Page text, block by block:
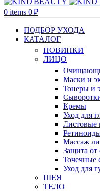
0 items 0 ₽
ПОДБОР УХОДА
КАТАЛОГ
НОВИНКИ
ЛИЦО
Маски и
Тонеры и
Кремы
Уход для
Листовые
Массаж
Защита от
Точечные
Уход для
ШЕЯ
ТЕЛО